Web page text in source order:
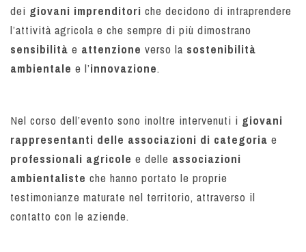
dei giovani imprenditori che decidono di intraprendere
l’attività agricola e che sempre di più dimostrano
sensibilità e attenzione verso la sostenibilità
ambientale e l’innovazione.
Nel corso dell’evento sono inoltre intervenuti i giovani
rappresentanti delle associazioni di categoria e
professionali agricole e delle associazioni
ambientaliste che hanno portato le proprie
testimonianze maturate nel territorio, attraverso il
contatto con le aziende.